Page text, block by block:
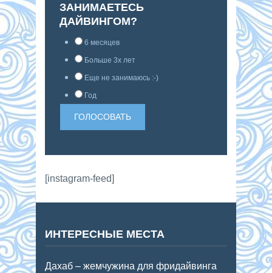
ЗАНИМАЕТЕСЬ
ДАЙВИНГОМ?
6 месяцев
Больше 3х лет
Еще не занимаюсь :-)
Год
[instagram-feed]
ИНТЕРЕСНЫЕ МЕСТА
Дахаб – жемчужина для фридайвинга